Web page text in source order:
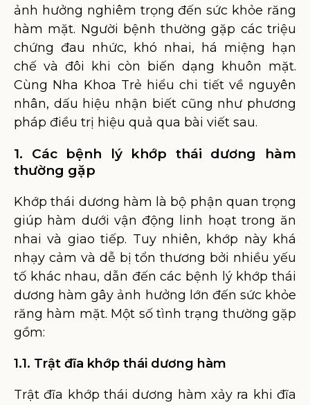
ảnh hưởng nghiêm trọng đến sức khỏe răng
hàm mặt. Người bệnh thường gặp các triệu
chứng đau nhức, khó nhai, há miệng hạn
chế và đôi khi còn biến dạng khuôn mặt.
Cùng Nha Khoa Trẻ hiểu chi tiết về nguyên
nhân, dấu hiệu nhận biết cũng như phương
pháp điều trị hiệu quả qua bài viết sau.
1. Các bệnh lý khớp thái dương hàm
thường gặp
Khớp thái dương hàm là bộ phận quan trọng
giúp hàm dưới vận động linh hoạt trong ăn
nhai và giao tiếp. Tuy nhiên, khớp này khá
nhạy cảm và dễ bị tổn thương bởi nhiều yếu
tố khác nhau, dẫn đến các bệnh lý khớp thái
dương hàm gây ảnh hưởng lớn đến sức khỏe
răng hàm mặt. Một số tình trạng thường gặp
gồm:
1.1. Trật đĩa khớp thái dương hàm
Trật đĩa khớp thái dương hàm xảy ra khi đĩa